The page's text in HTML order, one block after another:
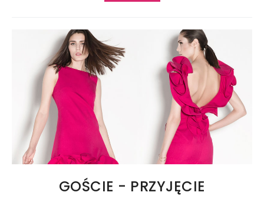
GOŚCIE - PRZYJĘCIE